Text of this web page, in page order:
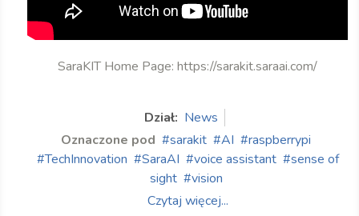
SaraKIT Home Page: https://sarakit.saraai.com/
Dział: News
Oznaczone pod
sarakit AI
raspberrypi
TechInnovation
SaraAI voice assistant
sense of
sight
vision
Czytaj więcej...